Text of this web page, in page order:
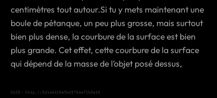
centimètres tout autour.Si tu y mets maintenant une
boule de pétanque, un peu plus grosse, mais surtout
bien plus dense, la courbure de la surface est bien
plus grande. Cet effet, cette courbure de la surface
qui dépend de la masse de l’objet posé dessus,
GUID: http://5d1e6410a9b49764ef2b5e39